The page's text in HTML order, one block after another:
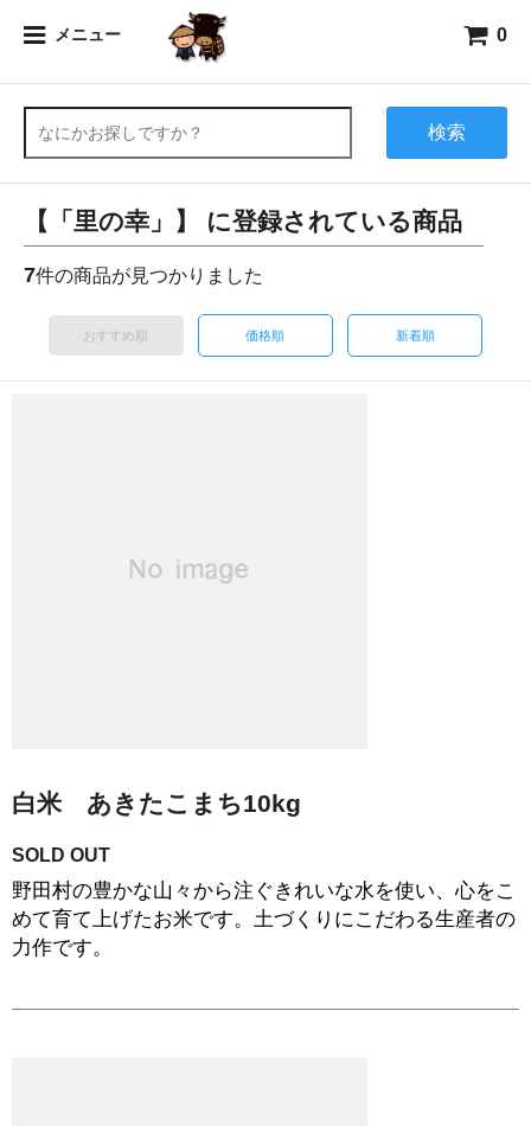
メニュー 0
検索
【「里の幸」】 に登録されている商品
7件の商品が見つかりました
おすすめ順 価格順 新着順
白米 あきたこまち10kg
SOLD OUT
野田村の豊かな山々から注ぐきれいな水を使い、心をこ
めて育て上げたお米です。土づくりにこだわる生産者の
力作です。